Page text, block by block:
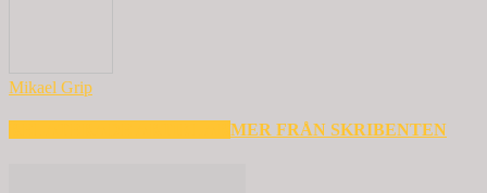
Mikael Grip
MER FRÅN SKRIBENTEN